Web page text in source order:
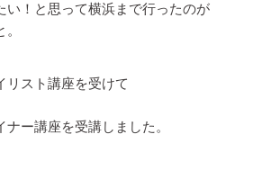
い！と思って横浜まで行ったのが
リスト講座を受けて
ー講座を受講しました。